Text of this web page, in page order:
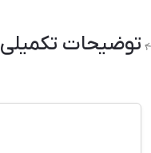
توضیحات تکمیلی